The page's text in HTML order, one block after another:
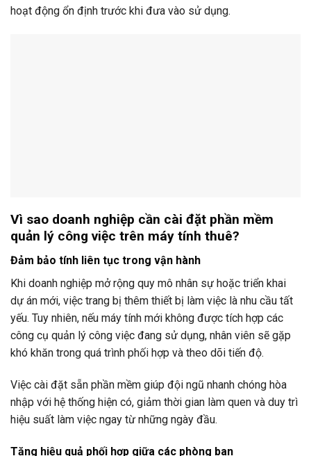
hoạt động ổn định trước khi đưa vào sử dụng.
Vì sao doanh nghiệp cần cài đặt phần mềm
quản lý công việc trên máy tính thuê?
Đảm bảo tính liên tục trong vận hành
Khi doanh nghiệp mở rộng quy mô nhân sự hoặc triển khai
dự án mới, việc trang bị thêm thiết bị làm việc là nhu cầu tất
yếu. Tuy nhiên, nếu máy tính mới không được tích hợp các
công cụ quản lý công việc đang sử dụng, nhân viên sẽ gặp
khó khăn trong quá trình phối hợp và theo dõi tiến độ.
Việc cài đặt sẵn phần mềm giúp đội ngũ nhanh chóng hòa
nhập với hệ thống hiện có, giảm thời gian làm quen và duy trì
hiệu suất làm việc ngay từ những ngày đầu.
Tăng hiệu quả phối hợp giữa các phòng ban